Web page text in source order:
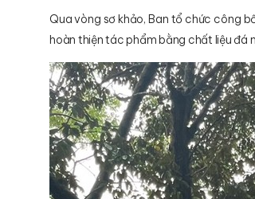
Qua vòng sơ khảo, Ban tổ chức công
hoàn thiện tác phẩm bằng chất liệu đá